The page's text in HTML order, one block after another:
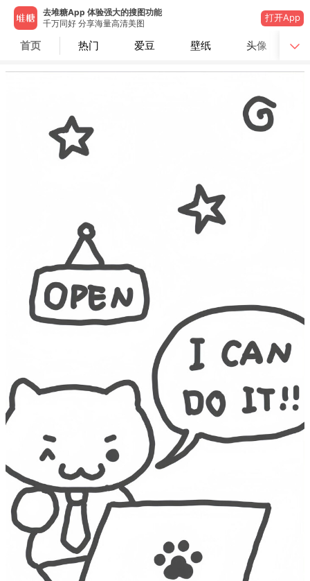
去堆糖App 体验强大的搜图功能
千万同好 分享海量高清美图
打开App
首页 热门 爱豆 壁纸 头像